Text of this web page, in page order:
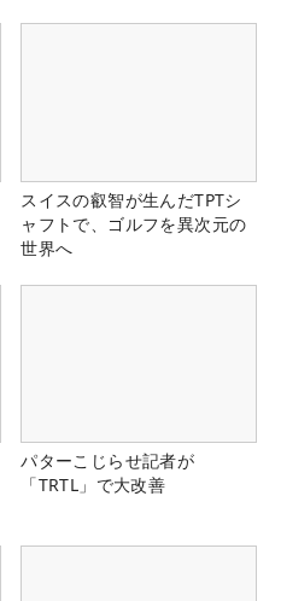
スイスの叡智が生んだTPTシ
ャフトで、ゴルフを異次元の
世界へ
パターこじらせ記者が
「TRTL」で大改善